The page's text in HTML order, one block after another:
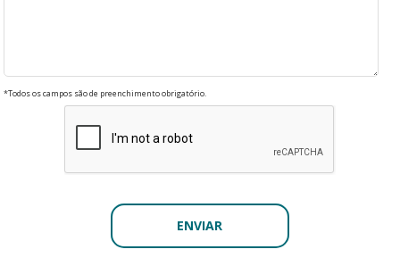
*Todos os campos são de preenchimento obrigatório.